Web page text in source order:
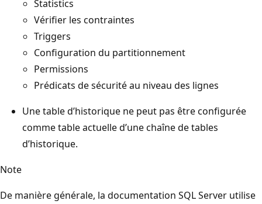
Statistics
Vérifier les contraintes
Triggers
Configuration du partitionnement
Permissions
Prédicats de sécurité au niveau des lignes
Une table d’historique ne peut pas être configurée
comme table actuelle d’une chaîne de tables
d’historique.
Note
De manière générale, la documentation SQL Server utilise